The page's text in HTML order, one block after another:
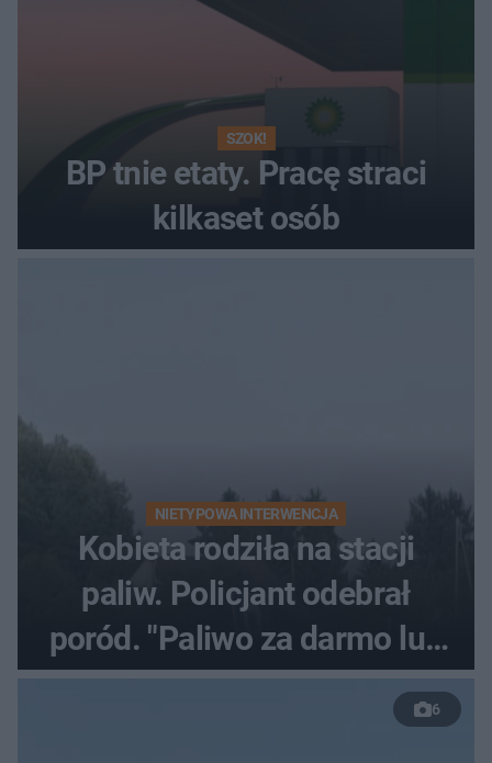
SZOK!
BP tnie etaty. Pracę straci
kilkaset osób
NIETYPOWA INTERWENCJA
Kobieta rodziła na stacji
paliw. Policjant odebrał
poród. "Paliwo za darmo lub
50 %!"
6